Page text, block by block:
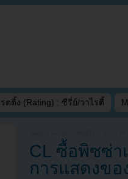
รตติ้ง (Rating) : ซีรี่ย์/วาไรตี้
CL ซื้อพิซซ่า
การแสดงข